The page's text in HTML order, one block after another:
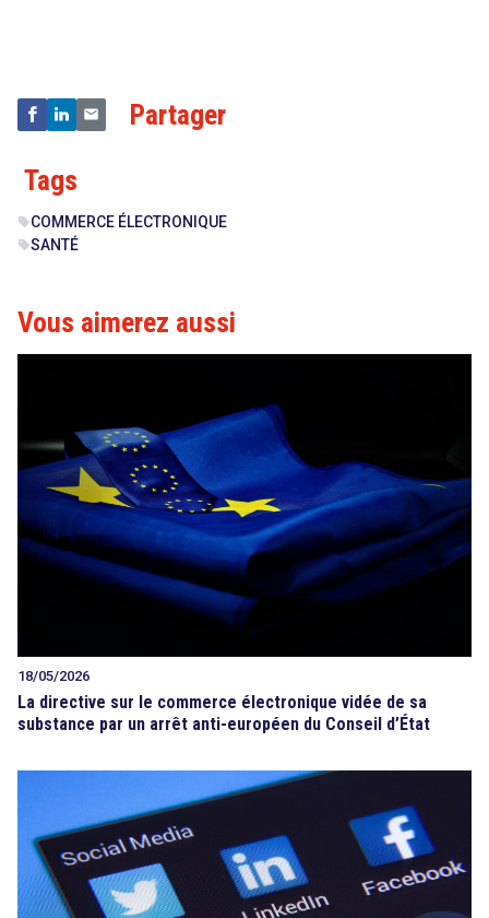
Partager
Tags
sellCOMMERCE ÉLECTRONIQUE
sellSANTÉ
Vous aimerez aussi
18/05/2026
La directive sur le commerce électronique vidée de sa
substance par un arrêt anti-européen du Conseil d’État